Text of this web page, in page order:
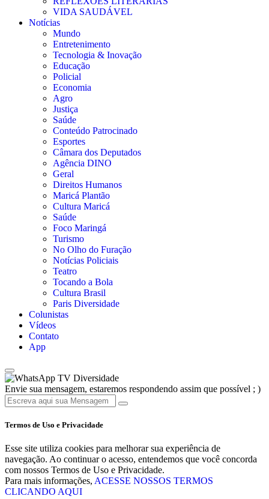
VIDA SAUDÁVEL
Notícias
Mundo
Entretenimento
Tecnologia & Inovação
Educação
Policial
Economia
Agro
Justiça
Saúde
Conteúdo Patrocinado
Esportes
Câmara dos Deputados
Agência DINO
Geral
Direitos Humanos
Maricá Plantão
Cultura Maricá
Saúde
Foco Maringá
Turismo
No Olho do Furação
Notícias Policiais
Teatro
Tocando a Bola
Cultura Brasil
Paris Diversidade
Colunistas
Vídeos
Contato
App
TV Diversidade
Envie sua mensagem, estaremos respondendo assim que possível ; )
Termos de Uso e Privacidade
Esse site utiliza cookies para melhorar sua experiência de
navegação. Ao continuar o acesso, entendemos que você concorda
com nossos Termos de Uso e Privacidade.
Para mais informações, ACESSE NOSSOS TERMOS
CLICANDO AQUI